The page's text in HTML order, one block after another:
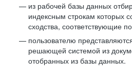
из рабочей базы данных
индексным строкам которых
сходства, соответствующие
пользователю
решающей системой из
отобранных из базы данных.